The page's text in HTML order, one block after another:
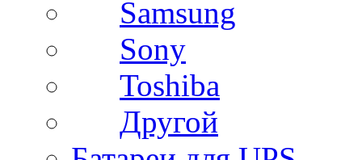
Samsung
Sony
Toshiba
Другой